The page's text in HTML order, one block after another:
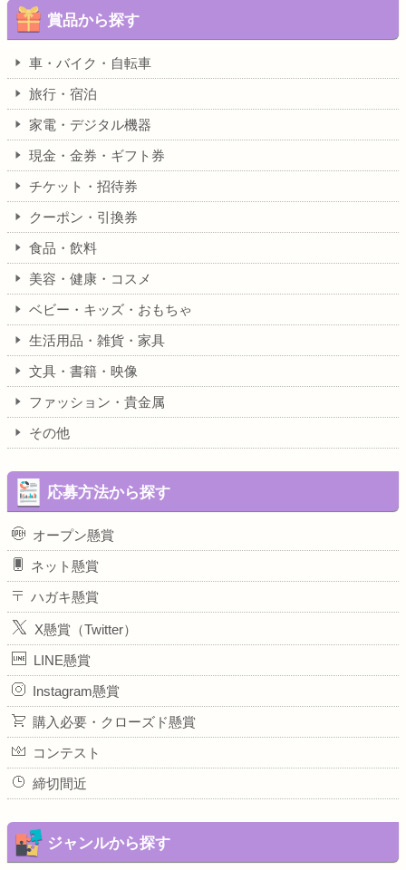
賞品から探す
車・バイク・自転車
旅行・宿泊
家電・デジタル機器
現金・金券・ギフト券
チケット・招待券
クーポン・引換券
食品・飲料
美容・健康・コスメ
ベビー・キッズ・おもちゃ
生活用品・雑貨・家具
文具・書籍・映像
ファッション・貴金属
その他
応募方法から探す
オープン懸賞
ネット懸賞
ハガキ懸賞
X懸賞（Twitter）
LINE懸賞
Instagram懸賞
購入必要・クローズド懸賞
コンテスト
締切間近
ジャンルから探す